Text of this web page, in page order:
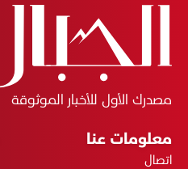
مصدرك الأول للأخبار الموثوقة
معلومات عنا
اتصال